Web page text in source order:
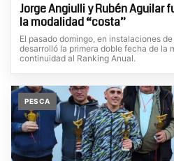
Jorge Angiulli y Rubén Aguilar
la modalidad “costa”
El pasado domingo, en instalaciones
desarrolló la primera doble fecha de la
continuidad al Ranking Anual.
PESCA